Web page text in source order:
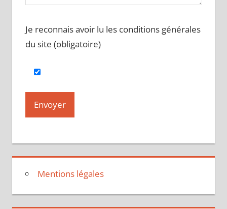
Je reconnais avoir lu les conditions générales
du site (obligatoire)
Mentions légales